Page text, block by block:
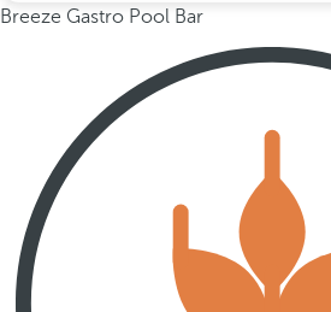
Breeze Gastro Pool Bar